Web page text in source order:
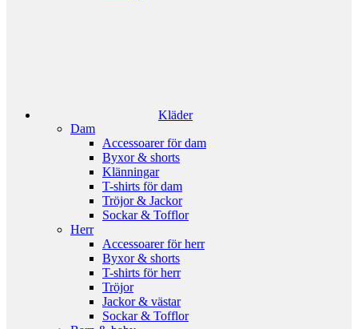
Kläder
Dam
Accessoarer för dam
Byxor & shorts
Klänningar
T-shirts för dam
Tröjor & Jackor
Sockar & Tofflor
Herr
Accessoarer för herr
Byxor & shorts
T-shirts för herr
Tröjor
Jackor & västar
Sockar & Tofflor